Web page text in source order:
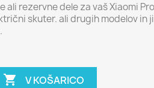
ali rezervne dele za vaš Xiaomi
skuter. ali drugih modelov in
 V KOŠARICO